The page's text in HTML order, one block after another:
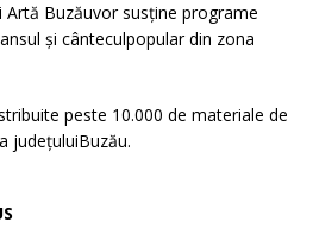
Artă Buzăuvor susține programe
și cânteculpopular din zona
peste 10.000 de materiale de
județuluiBuzău.